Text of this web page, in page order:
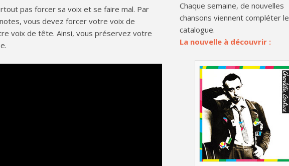
pas forcer sa voix et se faire mal. Par
vous devez forcer votre voix de
voix de tête. Ainsi, vous préservez votre
Chaque semaine, de nouvelles
chansons viennent compléter le
catalogue.
La nouvelle à découvrir :